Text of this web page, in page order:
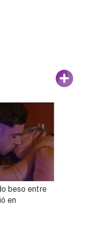
beso entre
en